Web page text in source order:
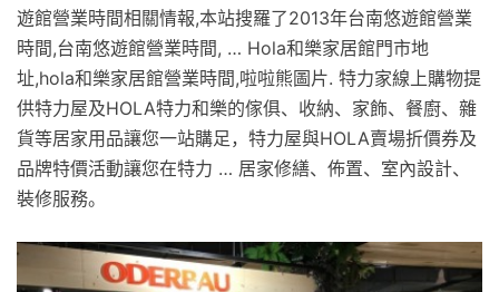
遊館營業時間相關情報,本站搜羅了2013年台南悠遊館營業
時間,台南悠遊館營業時間, … Hola和樂家居館門市地
址,hola和樂家居館營業時間,啦啦熊圖片. 特力家線上購物提
供特力屋及HOLA特力和樂的傢俱、收納、家飾、餐廚、雜
貨等居家用品讓您一站購足，特力屋與HOLA賣場折價券及
品牌特價活動讓您在特力 … 居家修繕、佈置、室內設計、
裝修服務。